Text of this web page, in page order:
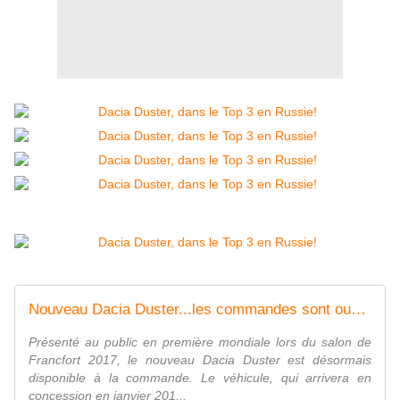
Nouveau Dacia Duster...les commandes sont ouvertes! - FranceAuto-actu - actualité automobile régionale et internationale
Présenté au public en première mondiale lors du salon de
Francfort 2017, le nouveau Dacia Duster est désormais
disponible à la commande. Le véhicule, qui arrivera en
concession en janvier 201...